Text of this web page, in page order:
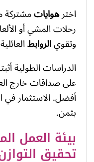
اخترهواياتمشتركة
رحلات المشي أو
وتقويالروابط
الدراسات الطولية
على صداقات خارج
أفضل. الاستثمار في
بثمن.
بيئة العمل
تحقيق